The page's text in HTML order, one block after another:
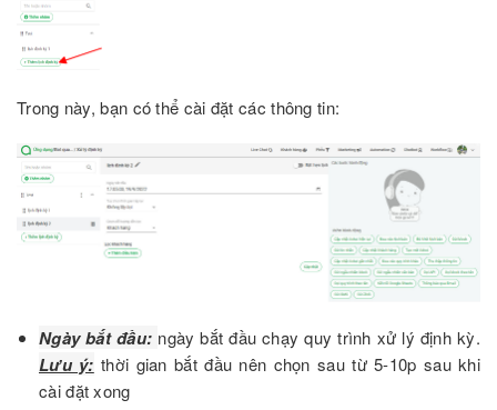
Trong này, bạn có thể cài đặt các thông tin:
Ngày bắt đầu: ngày bắt đầu chạy quy trình xử lý định kỳ.
Lưu ý: thời gian bắt đầu nên chọn sau từ 5-10p sau khi
cài đặt xong